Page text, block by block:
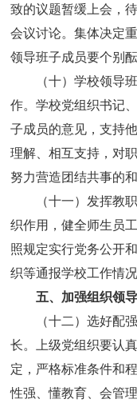
致的议题暂缓上会，
会议讨论。集体决定
领导班子成员要个
（十）学校领导
作。学校党组织书记
子成员的意见，支持
理解、相互支持，对
努力营造团结共事
（十一）发挥教
织作用，健全师生员
照规定实行党务公开
织等通报学校工作
五、加强组织
（十二）选好配
长。上级党组织要认
定，严格标准条件和
性强、懂教育、会管